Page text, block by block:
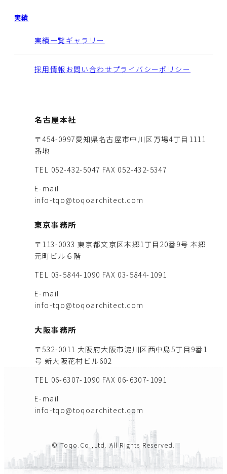
実績
実績一覧 ギャラリー
採用情報 お問い合わせ プライバシーポリシー
名古屋本社
〒454-0997愛知県名古屋市中川区万場4丁目1111
番地
TEL 052-432-5047 FAX 052-432-5347
E-mail
info-tqo@toqoarchitect.com
東京事務所
〒113-0033 東京都文京区本郷1丁目20番9号 本郷
元町ビル６階
TEL 03-5844-1090 FAX 03-5844-1091
E-mail
info-tqo@toqoarchitect.com
大阪事務所
〒532-0011 大阪府大阪市淀川区西中島5丁目9番1
号 新大阪花村ビル602
TEL 06-6307-1090 FAX 06-6307-1091
E-mail
info-tqo@toqoarchitect.com
© Toqo.Co.,Ltd. All Rights Reserved.